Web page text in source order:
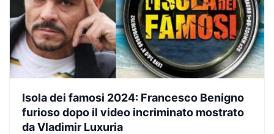
Isola dei famosi 2024: Francesco Benigno
furioso dopo il video incriminato mostrato
da Vladimir Luxuria